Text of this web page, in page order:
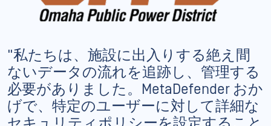
"私たちは、施設に出入りする絶え間
ないデータの流れを追跡し、管理する
必要がありました。MetaDefender おか
げで、特定のユーザーに対して詳細な